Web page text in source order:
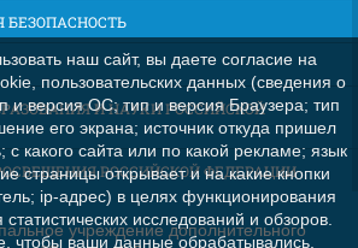
И НАУКИ РОССИЙСКОЙ
РОССИЙСКОЙ ФЕДЕРАЦИИ
учреждение дополнительного
наш сайт, вы даете согласие на
пользовательских данных (сведения о
и версия ОС; тип и версия Браузера; тип
его экрана; источник откуда пришел
с какого сайта или по какой рекламе; язык
страницы открывает и на какие кнопки
ip-адрес) в целях функционирования
исследований и обзоров.
чтобы ваши данные обрабатывались,